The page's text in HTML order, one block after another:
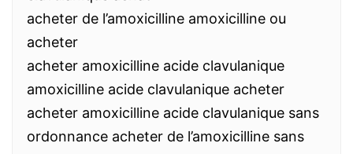
acheter de l’amoxicilline amoxicilline ou
acheter
acheter amoxicilline acide clavulanique
amoxicilline acide clavulanique acheter
acheter amoxicilline acide clavulanique sans
ordonnance acheter de l’amoxicilline sans